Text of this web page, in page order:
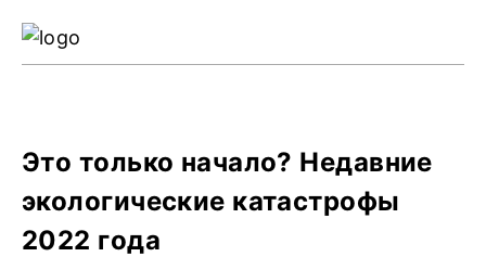
Это только начало? Недавние
экологические катастрофы
2022 года